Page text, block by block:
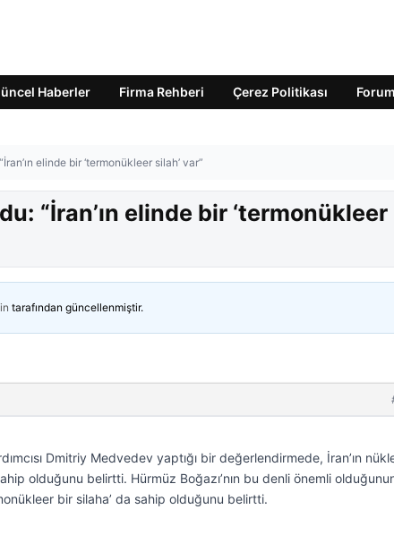
Haberler Firma Rehberi Çerez Politikası Forum
elinde bir ‘termonükleer silah’ var”
“İran’ın elinde bir ‘termonükleer
tarafından güncellenmiştir.
Dmitriy Medvedev yaptığı bir değerlendirmede, İran’ın
olduğunu belirtti. Hürmüz Boğazı’nın bu denli önemli olduğunun
bir silaha’ da sahip olduğunu belirtti.